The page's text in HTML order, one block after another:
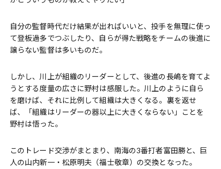
自分の監督時代だけ結果が出ればいいと、投手を無理に使っ
て登板過多でつぶしたり、自らが得た戦略をチームの後進に
譲らない監督は多いものだ。
しかし、川上が組織のリーダーとして、後進の長嶋を育てよ
うとする度量の広さに野村は感服した。川上のように自ら
を磨けば、それに比例して組織は大きくなる。裏を返せ
ば、「組織はリーダーの器以上に大きくならない」ことを
野村は悟った。
このトレード交渉がまとまり、南海の3番打者富田勝と、巨
人の山内新一・松原明夫（福士敬章）の交換となった。